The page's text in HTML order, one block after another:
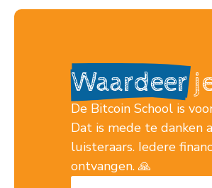
Waardeer
De Bitcoin School is
Dat is mede te danken
luisteraars. Iedere
ontvangen. 🙏